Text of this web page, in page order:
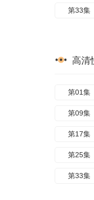
第33集
高清
第01集
第09集
第17集
第25集
第33集